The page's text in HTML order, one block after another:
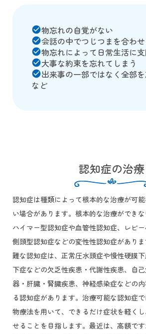
check_circle物忘れの自覚がない
check_circle会話の中でつじつまを合わ
check_circle物忘れによって日常生活に
check_circle大事な約束を忘れてしまう
check_circle出来事の一部ではなく全部
など
認知症の治療
認知症は種類によって根本的な治療が可
い場合があります。根本的な治療ができ
ハイマー型認知症や血管性認知症、レビ
側頭型認知症などの変性性認知症があり
難な認知症は、正常圧水頭症や慢性硬膜
下症などの欠乏性疾患・代謝性疾患、自
器・肝臓・腎臓疾患、神経感染症などの
る認知症があります。治療可能な認知症
物療法を用いて、できるだけ症状を軽く
せることを目指します。最近は、高額で